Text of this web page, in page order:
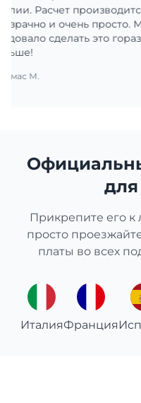
Расчет производится
и очень просто. Мне
сделать это гораздо
для
Прикрепите его к
просто
платы во всех
ИталияФранция